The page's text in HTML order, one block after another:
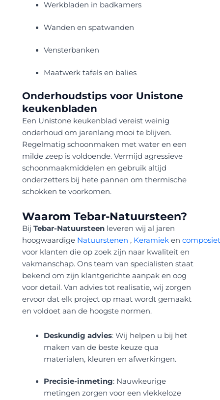
Werkbladen in badkamers
Wanden en spatwanden
Vensterbanken
Maatwerk tafels en balies
Onderhoudstips voor Unistone
keukenbladen
Een Unistone keukenblad vereist weinig
onderhoud om jarenlang mooi te blijven.
Regelmatig schoonmaken met water en een
milde zeep is voldoende. Vermijd agressieve
schoonmaakmiddelen en gebruik altijd
onderzetters bij hete pannen om thermische
schokken te voorkomen.
Waarom Tebar-Natuursteen?
Bij Tebar-Natuursteen leveren wij al jaren
hoogwaardige Natuurstenen , Keramiek en composiet
voor klanten die op zoek zijn naar kwaliteit en
vakmanschap. Ons team van specialisten staat
bekend om zijn klantgerichte aanpak en oog
voor detail. Van advies tot realisatie, wij zorgen
ervoor dat elk project op maat wordt gemaakt
en voldoet aan de hoogste normen.
Deskundig advies: Wij helpen u bij het
maken van de beste keuze qua
materialen, kleuren en afwerkingen.
Precisie-inmeting: Nauwkeurige
metingen zorgen voor een vlekkeloze